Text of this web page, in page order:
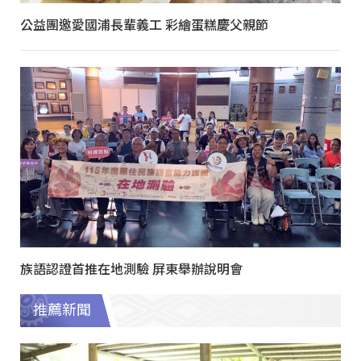
公益團邀愛國浦長輩義工 彩繪蛋糕慶父親節
族語認證首推在地測驗 屏東舉辦說明會
推薦新聞